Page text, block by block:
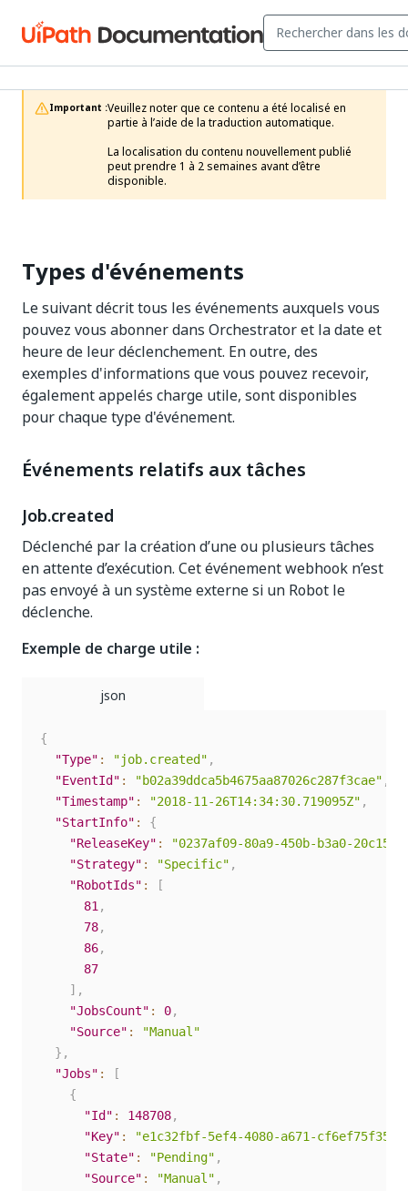
Important :Veuillez noter que ce contenu a été localisé en
partie à l’aide de la traduction automatique.
La localisation du contenu nouvellement publié
peut prendre 1 à 2 semaines avant d’être
disponible.
Types d'événements
Le suivant décrit tous les événements auxquels vous
pouvez vous abonner dans Orchestrator et la date et
heure de leur déclenchement. En outre, des
exemples d'informations que vous pouvez recevoir,
également appelés charge utile, sont disponibles
pour chaque type d'événement.
Événements relatifs aux tâches
Job.created
Déclenché par la création d’une ou plusieurs tâches
en attente d’exécution. Cet événement webhook n’est
pas envoyé à un système externe si un Robot le
déclenche.
Exemple de charge utile :
{
"Type" : "job.created" ,
"EventId" : "b02a39ddca5b4675aa87026c287f3cae" ,
"Timestamp" : "2018-11-26T14:34:30.719095Z" ,
"StartInfo" :
{
"ReleaseKey" :
"0237af09-80a9-450b-b3a0-
"Strategy" : "Specific" ,
"RobotIds" :
[
81 ,
78,
86,
87
] ,
"JobsCount" : 0,
"Source" :
"Manual"
} ,
"Jobs" :
[
{
"Id" : 148708,
"Key" :
"e1c32fbf-5ef4-4080-a671-
"State" : "Pending" ,
"Source" : "Manual" ,